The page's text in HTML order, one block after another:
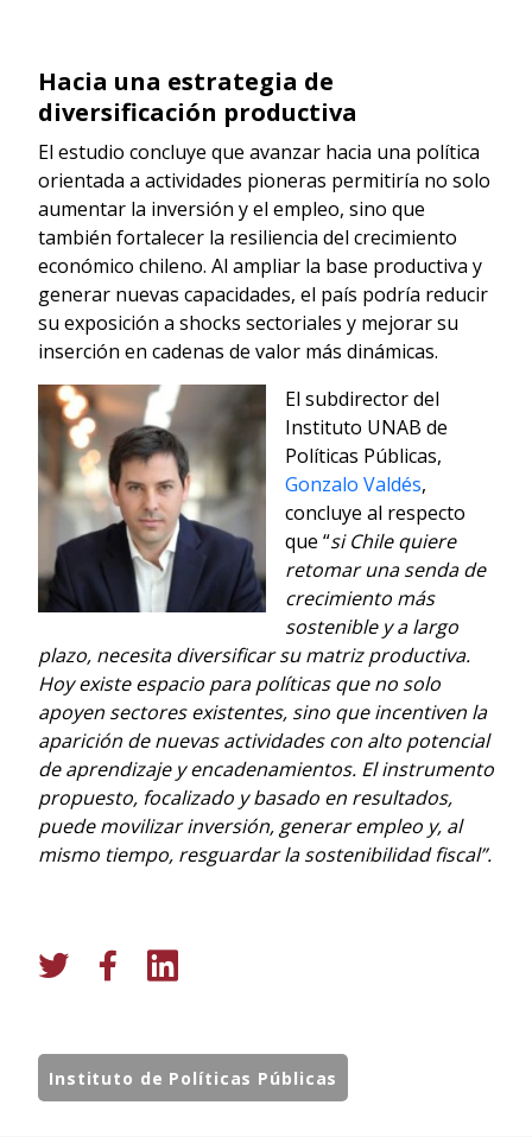
Hacia una estrategia de
diversificación productiva
El estudio concluye que avanzar hacia una política
orientada a actividades pioneras permitiría no solo
aumentar la inversión y el empleo, sino que
también fortalecer la resiliencia del crecimiento
económico chileno. Al ampliar la base productiva y
generar nuevas capacidades, el país podría reducir
su exposición a shocks sectoriales y mejorar su
inserción en cadenas de valor más dinámicas.
El subdirector del
Instituto UNAB de
Políticas Públicas,
Gonzalo Valdés,
concluye al respecto
que “si Chile quiere
retomar una senda de
crecimiento más
sostenible y a largo
plazo, necesita diversificar su matriz productiva.
Hoy existe espacio para políticas que no solo
apoyen sectores existentes, sino que incentiven la
aparición de nuevas actividades con alto potencial
de aprendizaje y encadenamientos. El instrumento
propuesto, focalizado y basado en resultados,
puede movilizar inversión, generar empleo y, al
mismo tiempo, resguardar la sostenibilidad fiscal”.
Instituto de Políticas Públicas